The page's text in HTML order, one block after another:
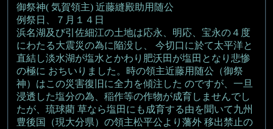
御祭神( 気賀領主) 近藤縫殿助用随公
例祭日、７月１４日
浜名湖及び引佐細江の土地は応永、明応、宝永の４度
にわたる大震災の為に陥没し、 今切口に於て太平洋と
直結し淡水湖が塩水とかわり肥沃田が塩田となり悲惨
の極に おちいりました。時の領主近藤用随公（御祭
神）はこの災害復旧に全力を傾注した のですが、一旦
浸透した塩分の為、稲作等の作物が成育しませんでし
たが、琉球藺 草なら塩田にも成育する由を聞いて九州
豊後国（現大分県）の領主松平公より藩外 移出禁止の